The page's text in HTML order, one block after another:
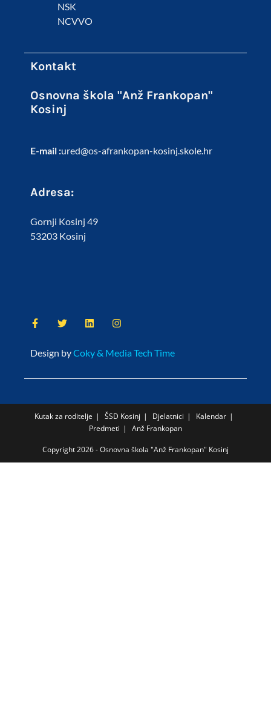
NSK
NCVVO
Kontakt
Osnovna škola "Anž Frankopan"
Kosinj
E-mail :ured@os-afrankopan-kosinj.skole.hr
Adresa:
Gornji Kosinj 49
53203 Kosinj
Design byCoky & Media Tech Time
Kutak za roditelje ŠSD Kosinj Djelatnici
Kalendar
Predmeti
Anž Frankopan
Copyright 2026 - Osnovna škola "Anž Frankopan" Kosinj